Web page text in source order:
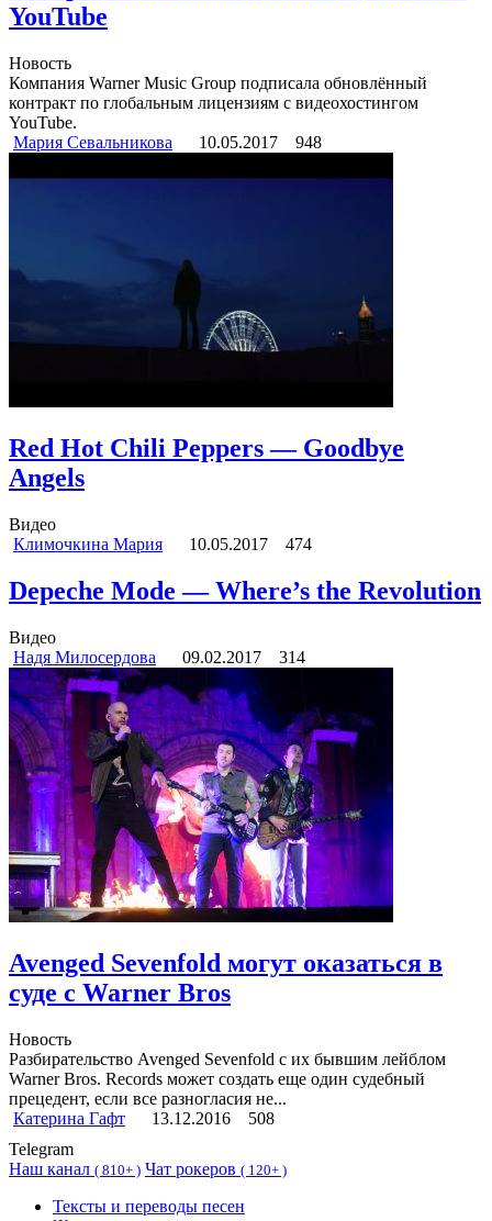
YouTube
Новость
Компания Warner Music Group подписала обновлённый
контракт по глобальным лицензиям с видеохостингом
YouTube.
Мария Севальникова
10.05.2017 948
Red Hot Chili Peppers — Goodbye
Angels
Видео
Климочкина Мария
10.05.2017 474
Depeche Mode — Where’s the Revolution
Видео
Надя Милосердова
09.02.2017 314
Avenged Sevenfold могут оказаться в
суде с Warner Bros
Новость
Разбирательство Avenged Sevenfold с их бывшим лейблом
Warner Bros. Records может создать еще один судебный
прецедент, если все разногласия не...
Катерина Гафт
13.12.2016
508
Telegram
Наш канал ( 810+ ) Чат рокеров ( 120+ )
Тексты и переводы песен